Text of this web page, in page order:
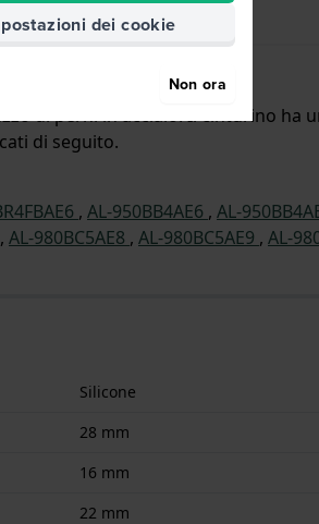
di perni in acciaio. Il cinturino ha
di seguito.
, AL-950BB4AE6 , AL-
, AL-980BC5AE8 , AL-980BC5AE9 , AL-
Silicone
28 mm
16 mm
22 mm
dei cookie
Non ora